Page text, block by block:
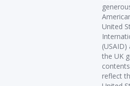
United
the UK
reflect